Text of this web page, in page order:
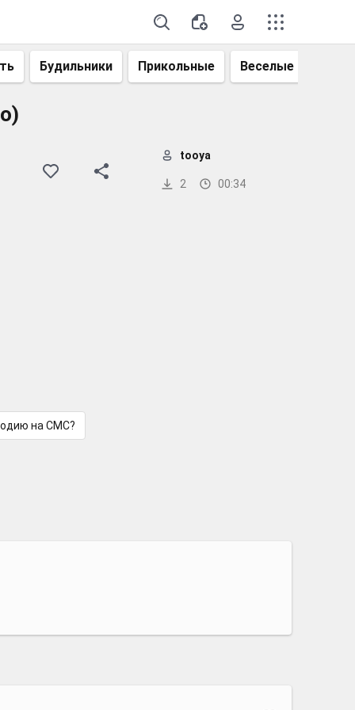
Будильники Прикольные Веселые
2 00:34
tooya
на СМС?